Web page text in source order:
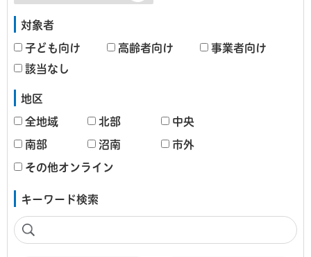
対象者
子ども向け 高齢者向け
事業者向け
該当なし
地区
全地域 北部 中央
南部 沼南 市外
その他オンライン
キーワード検索